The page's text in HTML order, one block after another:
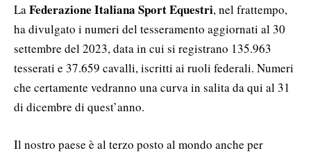
LaFederazione Italiana Sport Equestri, nel frattempo,
ha divulgato i numeri del tesseramento aggiornati al 30
settembre del 2023, data in cui si registrano 135.963
tesserati e 37.659 cavalli, iscritti ai ruoli federali. Numeri
che certamente vedranno una curva in salita da qui al 31
di dicembre di quest’anno.
Il nostro paese è al terzo posto al mondo anche per